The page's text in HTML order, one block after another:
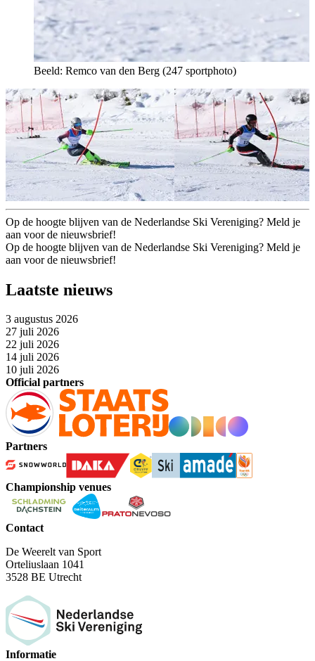
Beeld: Remco van den Berg (247 sportphoto)
Op de hoogte blijven van de Nederlandse Ski Vereniging? Meld je
aan voor de nieuwsbrief!
Op de hoogte blijven van de Nederlandse Ski Vereniging? Meld je
aan voor de nieuwsbrief!
Laatste nieuws
3 augustus 2026
27 juli 2026
22 juli 2026
14 juli 2026
10 juli 2026
Official partners
Partners
Championship venues
Contact
De Weerelt van Sport
Orteliuslaan 1041
3528 BE Utrecht
Informatie